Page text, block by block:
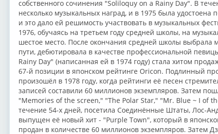
собственного сочинения "Soliloquy on a Rainy Day". В
несколько музыкальных наград, и в 1975 была
и это дало ей решимость участвовать в музыкальных
1976, обучаясь на третьем году средней школы, на
шестое место. После окончания средней школы выбрала
пути, дебютировала в качестве профессиональной
Rainy Day" (написанная ей в 1974 году) стала хитом
67-й позиции в японском рейтинге Oricon. Подлинный
произошёл в 1978 году, когда рейтинги её песен
записей составили 60 миллионов экземпляров. Затем
"Memories of the screen," "The Polar Star," "Mr. Blue ~ I of
течение 54-х дней, посетила Соединённые Штаты, Лос-
выпущен её новый хит - "Purple Town", который в
продан в количестве 60 миллионов экземпляров. Затем